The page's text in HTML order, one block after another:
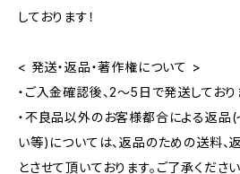
しております！
< 発送・返品・著作権について >
・ご入金確認後、2～5日で発送しており
・不良品以外のお客様都合による返品(
い等)については、返品のための送料
とさせて頂いております。ご了承ください